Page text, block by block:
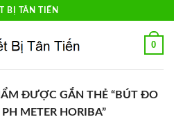
BỊ TÂN TIẾN
0
ĐƯỢC GẮN THẺ “BÚT ĐO
METER HORIBA”